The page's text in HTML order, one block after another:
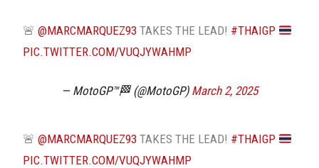
🚨@MARCMARQUEZ93 TAKES THE LEAD! #THAIGP
PIC.TWITTER.COM/VUQJYWAHMP
— MotoGP™🏁 (@MotoGP) March 2, 2025
🚨@MARCMARQUEZ93 TAKES THE LEAD! #THAIGP
PIC.TWITTER.COM/VUQJYWAHMP